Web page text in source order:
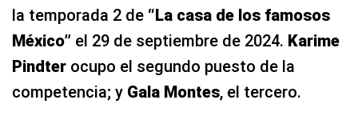
la temporada 2 de “La casa de los famosos
México” el 29 de septiembre de 2024. Karime
Pindter ocupo el segundo puesto de la
competencia; y Gala Montes, el tercero.